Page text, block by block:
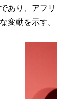
であり、アフ
な変動を示す。